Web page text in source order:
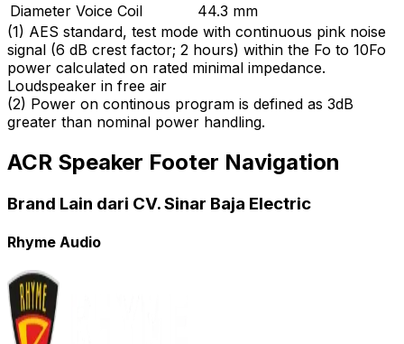
Diameter Voice Coil
44.3 mm
(1) AES standard, test mode with continuous pink noise
signal (6 dB crest factor; 2 hours) within the Fo to 10Fo
power calculated on rated minimal impedance.
Loudspeaker in free air
(2) Power on continous program is defined as 3dB
greater than nominal power handling.
ACR Speaker Footer Navigation
Brand Lain dari CV. Sinar Baja Electric
Rhyme Audio